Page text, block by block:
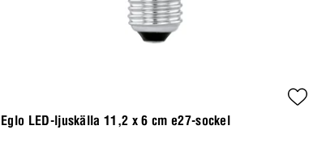
Eglo LED-ljuskälla 11,2 x 6 cm e27-sockel